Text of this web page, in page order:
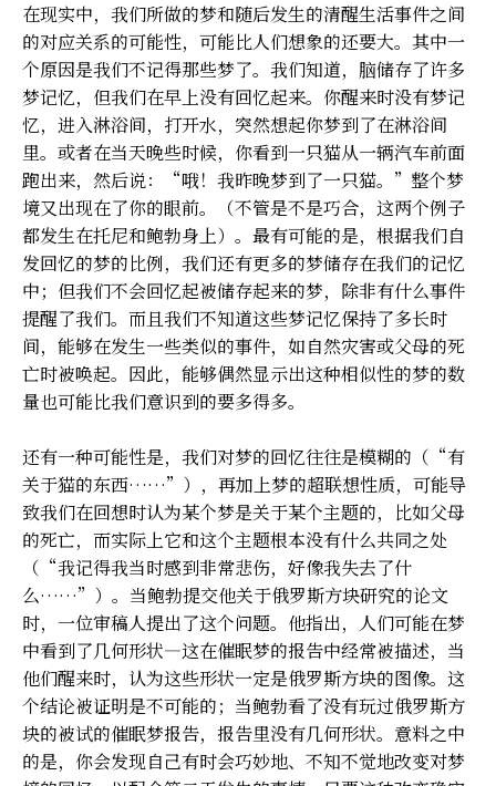
在现实中，我们所做的梦和随后发生的清醒生活事件之间
的对应关系的可能性，可能比人们想象的还要大。其中一
个原因是我们不记得那些梦了。我们知道，脑储存了许多
梦记忆，但我们在早上没有回忆起来。你醒来时没有梦记
忆，进入淋浴间，打开水，突然想起你梦到了在淋浴间
里。或者在当天晚些时候，你看到一只猫从一辆汽车前面
跑出来，然后说：“哦！我昨晚梦到了一只猫。”整个梦
境又出现在了你的眼前。（不管是不是巧合，这两个例子
都发生在托尼和鲍勃身上）。最有可能的是，根据我们自
发回忆的梦的比例，我们还有更多的梦储存在我们的记忆
中；但我们不会回忆起被储存起来的梦，除非有什么事件
提醒了我们。而且我们不知道这些梦记忆保持了多长时
间，能够在发生一些类似的事件，如自然灾害或父母的死
亡时被唤起。因此，能够偶然显示出这种相似性的梦的数
量也可能比我们意识到的要多得多。
还有一种可能性是，我们对梦的回忆往往是模糊的（“有
关于猫的东西……”），再加上梦的超联想性质，可能导
致我们在回想时认为某个梦是关于某个主题的，比如父母
的死亡，而实际上它和这个主题根本没有什么共同之处
（“我记得我当时感到非常悲伤，好像我失去了什
么……”）。当鲍勃提交他关于俄罗斯方块研究的论文
时，一位审稿人提出了这个问题。他指出，人们可能在梦
中看到了几何形状—这在催眠梦的报告中经常被描述，当
他们醒来时，认为这些形状一定是俄罗斯方块的图像。这
个结论被证明是不可能的；当鲍勃看了没有玩过俄罗斯方
块的被试的催眠梦报告，报告里没有几何形状。意料之中
的是，你会发现自己有时会巧妙地、不知不觉地改变对梦